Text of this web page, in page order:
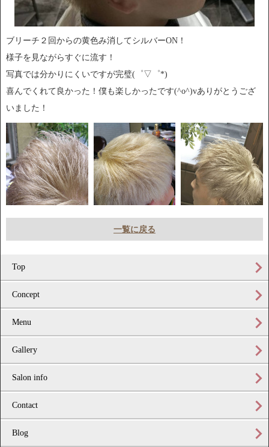
ブリーチ２回からの黄色み消してシルバーON！
様子を見ながらすぐに流す！
写真では分かりにくいですが完璧(゜▽゜*)
喜んでくれて良かった！僕も楽しかったです(^o^)vありがとうござ
いました！
一覧に戻る
Top
Concept
Menu
Gallery
Salon info
Contact
Blog